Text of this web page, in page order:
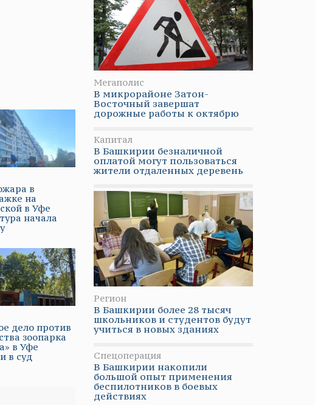
в
на
в Уфе
начала
дело против
зоопарка
в Уфе
в суд
Мегаполис
В микрорайоне Затон-
Восточный завершат
дорожные работы к октябрю
Капитал
В Башкирии безналичной
оплатой могут пользоваться
жители отдаленных деревень
Регион
В Башкирии более 28 тысяч
школьников и студентов будут
учиться в новых зданиях
Спецоперация
В Башкирии накопили
большой опыт применения
беспилотников в боевых
действиях